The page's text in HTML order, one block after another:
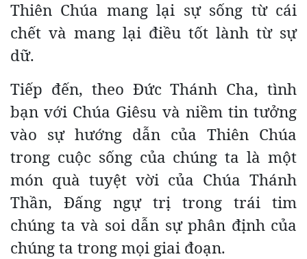
Thiên Chúa mang lại sự sống từ cái
chết và mang lại điều tốt lành từ sự
dữ.
Tiếp đến, theo Đức Thánh Cha, tình
bạn với Chúa Giêsu và niềm tin tưởng
vào sự hướng dẫn của Thiên Chúa
trong cuộc sống của chúng ta là một
món quà tuyệt vời của Chúa Thánh
Thần, Đấng ngự trị trong trái tim
chúng ta và soi dẫn sự phân định của
chúng ta trong mọi giai đoạn.